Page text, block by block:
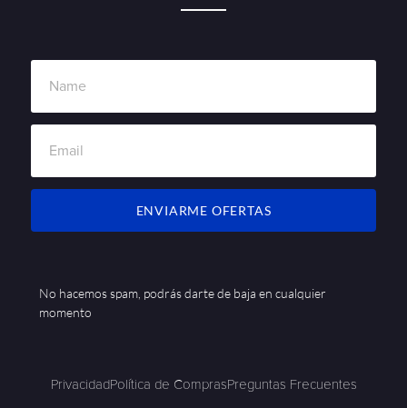
ENVIARME OFERTAS
No hacemos spam, podrás darte de baja en cualquier
momento
PrivacidadPolítica de ComprasPreguntas Frecuentes